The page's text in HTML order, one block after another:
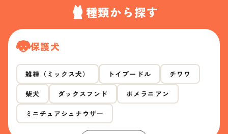
種類から探す
保護犬
雑種（ミックス犬） トイプードル チワワ
柴犬 ダックスフンド ポメラニアン
ミニチュアシュナウザー